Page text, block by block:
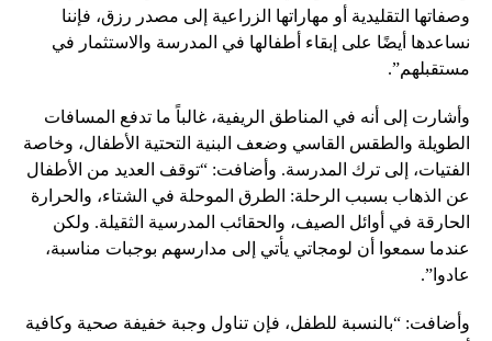
وصفاتها التقليدية أو مهاراتها الزراعية إلى مصدر رزق، فإننا
نساعدها أيضًا على إبقاء أطفالها في المدرسة والاستثمار في
مستقبلهم”.
وأشارت إلى أنه في المناطق الريفية، غالباً ما تدفع المسافات
الطويلة والطقس القاسي وضعف البنية التحتية الأطفال، وخاصة
الفتيات، إلى ترك المدرسة. وأضافت: “توقف العديد من الأطفال
عن الذهاب بسبب الرحلة: الطرق الموحلة في الشتاء، والحرارة
الحارقة في أوائل الصيف، والحقائب المدرسية الثقيلة. ولكن
عندما سمعوا أن لومجاتي يأتي إلى مدارسهم بوجبات مناسبة،
عادوا”.
وأضافت: “بالنسبة للطفل، فإن تناول وجبة خفيفة صحية وكافية